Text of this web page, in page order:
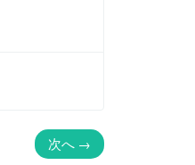
次へ →